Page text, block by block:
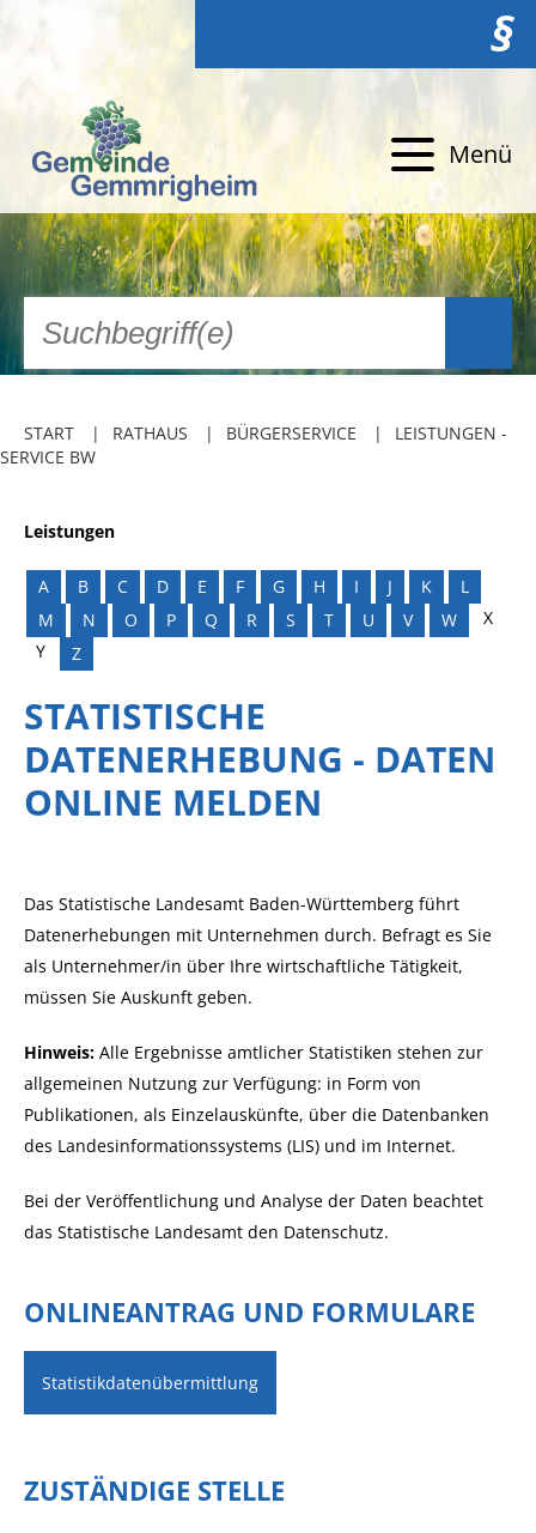
§
Menü
START RATHAUS BÜRGERSERVICE
LEISTUNGEN -
SERVICE BW
Leistungen
A B C D E F G H I J K
L
M
N O P Q R S T U V W
X
Y
Z
STATISTISCHE
DATENERHEBUNG - DATEN
ONLINE MELDEN
Das Statistische Landesamt Baden-Württemberg führt
Datenerhebungen mit Unternehmen durch. Befragt es Sie
als Unternehmer/in über Ihre wirtschaftliche Tätigkeit,
müssen Sie Auskunft geben.
Hinweis: Alle Ergebnisse amtlicher Statistiken stehen zur
allgemeinen Nutzung zur Verfügung: in Form von
Publikationen, als Einzelauskünfte, über die Datenbanken
des Landesinformationssystems (LIS) und im Internet.
Bei der Veröffentlichung und Analyse der Daten beachtet
das Statistische Landesamt den Datenschutz.
ONLINEANTRAG UND FORMULARE
Statistikdatenübermittlung
ZUSTÄNDIGE STELLE